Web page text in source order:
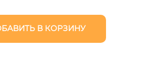
В КОРЗИНУ